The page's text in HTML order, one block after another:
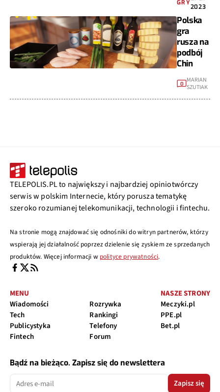
GRY
2023
Polska
gra
rusza na
podbój
Chin
0
MARIAN
SZUTIAK
TELEPOLIS.PL to największy i najbardziej opiniotwórczy
serwis w polskim Internecie, który porusza tematykę
szeroko rozumianej telekomunikacji, technologii i fintechu.
Na stronie mogą znajdować się odnośniki do witryn partnerów, którzy
wspierają jej działalność poprzez dzielenie się zyskiem ze sprzedanych
produktów. Więcej informacji w polityce prywatności.
MENU
Wiadomości
Tech
Publicystyka
Fintech
Rozrywka
Rankingi
Telefony
Forum
NASZE STRONY
Meczyki.pl
PPE.pl
Bet.pl
Bądź na bieżąco. Zapisz się do newslettera
Zapisz się